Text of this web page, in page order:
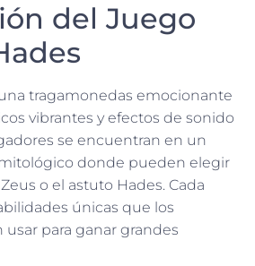
del Juego
tragamonedas emocionante
vibrantes y efectos de sonido
se encuentran en un
donde pueden elegir
o el astuto Hades. Cada
únicas que los
para ganar grandes